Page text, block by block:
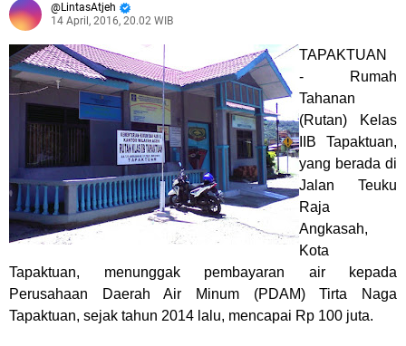
LintasAtjeh
14 April, 2016, 20.02 WIB
TAPAKTUAN
- Rumah
Tahanan
(Rutan) Kelas
IIB Tapaktuan,
yang berada di
Jalan Teuku
Raja
Angkasah,
Kota
Tapaktuan, menunggak pembayaran air kepada
Perusahaan Daerah Air Minum (PDAM) Tirta Naga
Tapaktuan, sejak tahun 2014 lalu, mencapai Rp 100 juta.